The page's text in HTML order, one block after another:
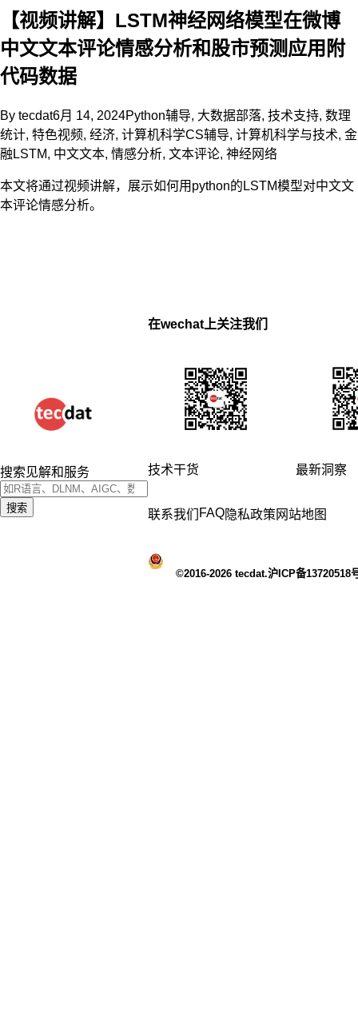
【视频讲解】LSTM神经网络模型在微博
中文文本评论情感分析和股市预测应用附
代码数据
By tecdat6月 14, 2024Python辅导, 大数据部落, 技术支持, 数理
统计, 特色视频, 经济, 计算机科学CS辅导, 计算机科学与技术, 金
融 LSTM, 中文文本, 情感分析, 文本评论, 神经网络
本文将通过视频讲解，展示如何用python的LSTM模型对中文文
本评论情感分析。
搜索见解和服务
搜索
在wechat上关注我们
技术干货 最新洞察
联系我们 FAQ隐私政策 网站地图
©2016-2026 tecdat.沪ICP备13720518